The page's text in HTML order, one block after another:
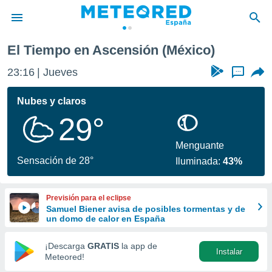
de
por
se
calidad.
a este
las
y
forma
digital
basada
El Tiempo en Ascensión (México)
23:16 Jueves ...
Nubes y claros
29°
Sensación de 28°
Menguante
Iluminada:43%
Previsión para el eclipse
Samuel Biener avisa de posibles tormentas y de
un domo de calor en España
¡Descarga GRATIS la app de
Meteored!
Instalar